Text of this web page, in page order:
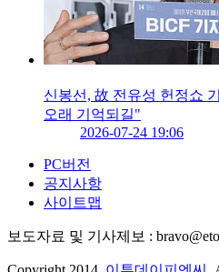
신봉선, 故 전유성 헌정쇼
오래 기억되길"
2026-07-24 19:06
PC버전
공지사항
사이트맵
보도자료 및 기사제보 :